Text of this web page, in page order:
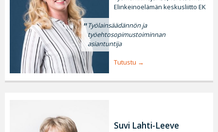
Elinkeinoelämän keskusliitto EK
Työlainsäädännön ja
työehtosopimustoiminnan
asiantuntija
Tutustu
Suvi Lahti-Leeve